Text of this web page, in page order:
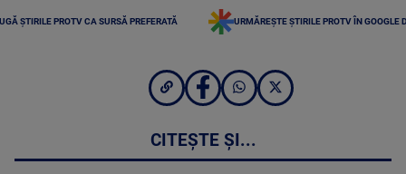
ȘTIRILE PROTV CA SURSĂ PREFERATĂ URMĂREȘTE ȘTIRILE PROTV ÎN GOOGLE
CITEȘTE ȘI...